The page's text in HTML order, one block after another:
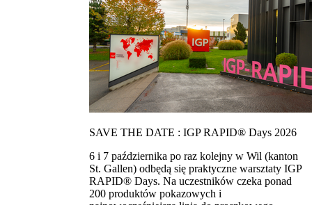
SAVE THE DATE : IGP RAPID® Days 2026
6 i 7 października po raz kolejny w Wil (kanton
St. Gallen) odbędą się praktyczne warsztaty IGP
RAPID® Days. Na uczestników czeka ponad
200 produktów pokazowych i